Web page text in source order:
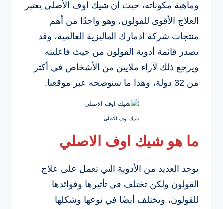
وماهية مكوناته، حيث أن شيك اوف الأصلي يعتبر
العلاج الأقوى للقولون، وهو واحدًا من أهم
منتجات شركة ادمارك الماليزية العالمية، وقد
تصدر قائمة أدوية القولون من حيث فاعليته
ويرجع ذلك لآراء ملايين من الأشخاص في أكثر
من 32 دولة، وهذا ما سنوضحه عبر موقعنا.
شيك اوف الاصلي
ما هو شيك اوف الاصلي
يوجد العديد من الأدوية التي تعمل على علاج
القولون ولكن تختلف في تأثيرها وفوائدها
للقولون، وتختلف أيضًا في نوعها وشكلها